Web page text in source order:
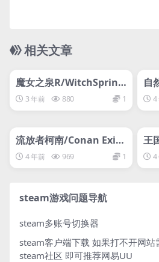
相关文章
svip专属
魔女之泉R/WitchSpring
R 3 年前 880 1
自
st
4
svip专属
流放者柯南/Conan Exile
s 4 年前 969 1
王
ro4
steam游戏问题导航
steam多账号切换器
steam客户端下载 如果打不开网站
steam社区 即可推荐网易UU